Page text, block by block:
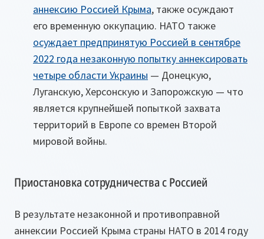
аннексию Россией Крыма, также осуждают
его временную оккупацию. НАТО также
осуждает предпринятую Россией в сентябре
2022 года незаконную попытку аннексировать
четыре области Украины — Донецкую,
Луганскую, Херсонскую и Запорожскую — что
является крупнейшей попыткой захвата
территорий в Европе со времен Второй
мировой войны.
Приостановка сотрудничества с Россией
В результате незаконной и противоправной
аннексии Россией Крыма страны НАТО в 2014 году